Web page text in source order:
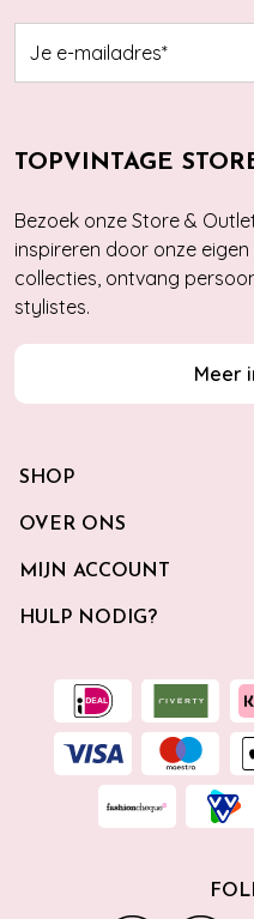
TOPVINTAGE
Bezoek onze Store &
inspireren door onze
collecties, ontvang
stylistes.
Meer
SHOP
OVER ONS
MIJN ACCOUNT
HULP NODIG?